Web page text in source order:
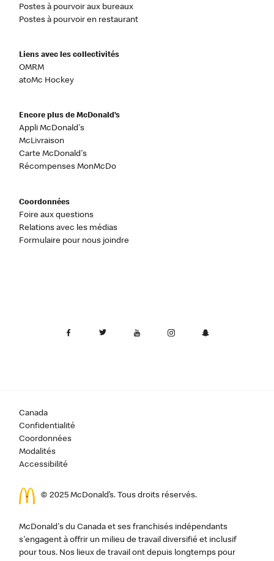
Postes à pourvoir aux bureaux
Postes à pourvoir en restaurant
Liens avec les collectivités
OMRM
atoMc Hockey
Encore plus de McDonald’s
Appli McDonald's
McLivraison
Carte McDonald's
Récompenses MonMcDo
Coordonnées
Foire aux questions
Relations avec les médias
Formulaire pour nous joindre
Canada
Confidentialité
Coordonnées
Modalités
Accessibilité
© 2025 McDonald’s. Tous droits réservés.
McDonald's du Canada et ses franchisés indépendants
s'engagent à offrir un milieu de travail diversifié et inclusif
pour tous. Nos lieux de travail ont depuis longtemps pour